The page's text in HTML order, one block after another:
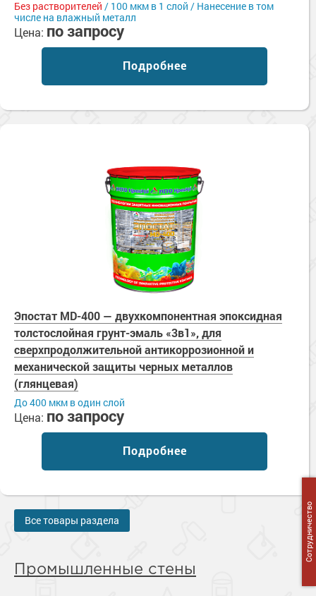
Без растворителей / 100 мкм в 1 слой / Нанесение в том
числе на влажный металл
Цена: по запросу
Подробнее
Эпостат MD-400 — двухкомпонентная эпоксидная
толстослойная грунт-эмаль «3в1», для
сверхпродолжительной антикоррозионной и
механической защиты черных металлов
(глянцевая)
До 400 мкм в один слой
Цена: по запросу
Подробнее
Все товары раздела
Промышленные стены
Сотрудничество